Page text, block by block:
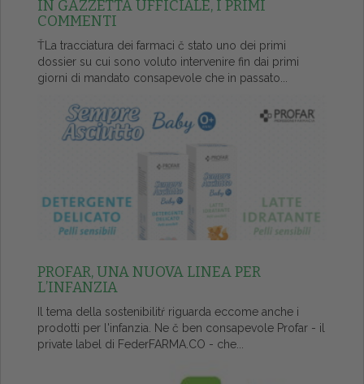
IN GAZZETTA UFFICIALE, I PRIMI
COMMENTI
ŤLa tracciatura dei farmaci č stato uno dei primi
dossier su cui sono voluto intervenire fin dai primi
giorni di mandato consapevole che in passato...
PROFAR, UNA NUOVA LINEA PER
L’INFANZIA
Il tema della sostenibilitŕ riguarda eccome anche i
prodotti per l'infanzia. Ne č ben consapevole Profar - il
private label di FederFARMA.CO - che...